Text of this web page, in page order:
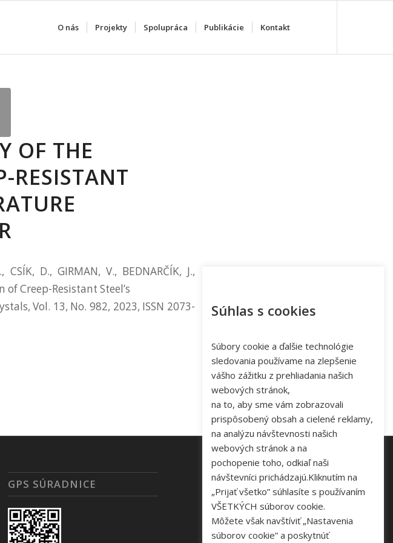
O nás Projekty Spolupráca Publikácie Kontakt
OF THE
RESISTANT
CSÍK, D., GIRMAN, V., BEDNARČÍK, J.,
Creep-Resistant Steel’s
Vol. 13, No. 982, 2023, ISSN 2073-
GPS SÚRADNICE KONTAKT
Tel: +421 48 645 40 35
e-mail:novakova@zelpo.sk
Súhlas s cookies
Súbory cookie a ďalšie technológie
sledovania používame na zlepšenie
vášho zážitku z prehliadania našich
webových stránok,
na to, aby sme vám zobrazovali
prispôsobený obsah a cielené reklamy,
na analýzu návštevnosti našich
webových stránok a na
pochopenie toho, odkiaľ naši
návštevníci prichádzajú.Kliknutím na
„Prijať všetko” súhlasíte s používaním
VŠETKÝCH súborov cookie.
Môžete však navštíviť „Nastavenia
súborov cookie” a poskytnúť